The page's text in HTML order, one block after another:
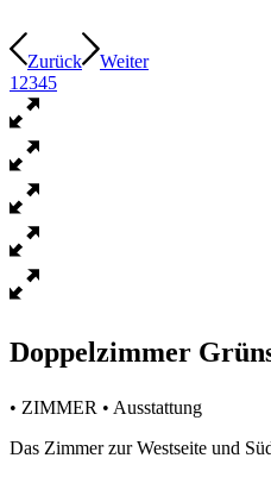
Zurück
Weiter
12345
Doppelzimmer
• ZIMMER • Ausstattung
Das Zimmer zur Westseite und